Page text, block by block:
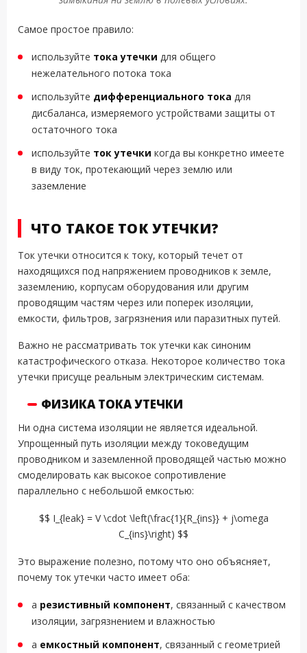
Самое простое правило:
используйте тока утечки для общего
нежелательного потока тока
используйте дифференциального тока для
дисбаланса, измеряемого устройствами защиты от
остаточного тока
используйте ток утечки когда вы конкретно имеете
в виду ток, протекающий через землю или
заземление
ЧТО ТАКОЕ ТОК УТЕЧКИ?
Ток утечки относится к току, который течет от
находящихся под напряжением проводников к земле,
заземлению, корпусам оборудования или другим
проводящим частям через или поперек изоляции,
емкости, фильтров, загрязнения или паразитных путей.
Важно не рассматривать ток утечки как синоним
катастрофического отказа. Некоторое количество тока
утечки присуще реальным электрическим системам.
ФИЗИКА ТОКА УТЕЧКИ
Ни одна система изоляции не является идеальной.
Упрощенный путь изоляции между токоведущим
проводником и заземленной проводящей частью можно
смоделировать как высокое сопротивление
параллельно с небольшой емкостью:
$$ I_{leak} = V \cdot \left(\frac{1}{R_{ins}} + j\omega
C_{ins}\right) $$
Это выражение полезно, потому что оно объясняет,
почему ток утечки часто имеет оба:
a резистивный компонент, связанный с качеством
изоляции, загрязнением и влажностью
a емкостный компонент, связанный с геометрией